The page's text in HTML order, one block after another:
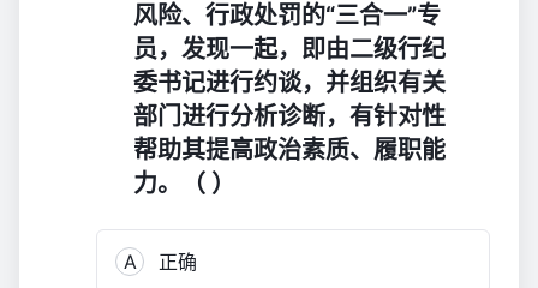
风险、行政处罚的“三合一”专
员，发现一起，即由二级行纪
委书记进行约谈，并组织有关
部门进行分析诊断，有针对性
帮助其提高政治素质、履职能
力。（ ）
A 正确